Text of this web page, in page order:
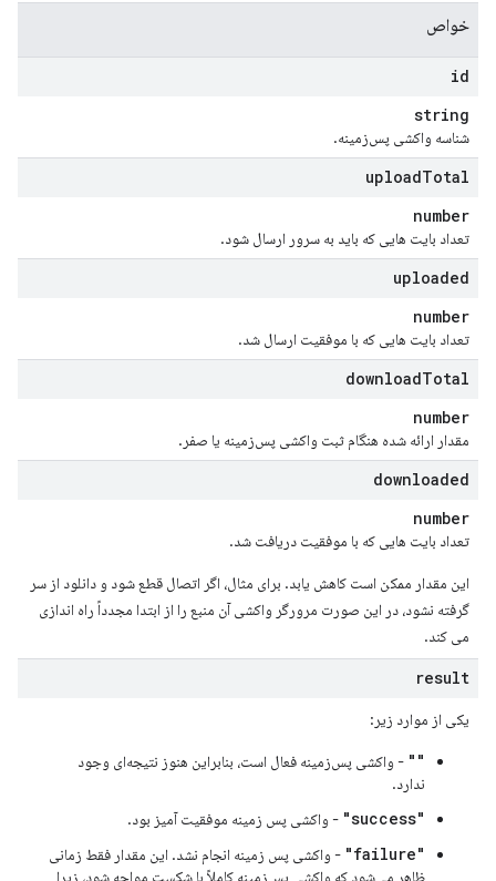
خواص
id
string
شناسه واکشی پس‌زمینه.
uploadTotal
number
تعداد بایت هایی که باید به سرور ارسال شود.
uploaded
number
تعداد بایت هایی که با موفقیت ارسال شد.
downloadTotal
number
مقدار ارائه شده هنگام ثبت واکشی پس‌زمینه یا صفر.
downloaded
number
تعداد بایت هایی که با موفقیت دریافت شد.
این مقدار ممکن است کاهش یابد. برای مثال، اگر اتصال قطع شود و دانلود از سر
گرفته نشود، در این صورت مرورگر واکشی آن منبع را از ابتدا مجدداً راه اندازی
می کند.
result
یکی از موارد زیر:
"" - واکشی پس‌زمینه فعال است، بنابراین هنوز نتیجه‌ای وجود
ندارد.
"success" - واکشی پس زمینه موفقیت آمیز بود.
"failure"
- واکشی پس زمینه انجام نشد. این مقدار فقط زمانی
ظاهر می‌شود که واکشی پس‌زمینه کاملاً با شکست مواجه شود، زیرا